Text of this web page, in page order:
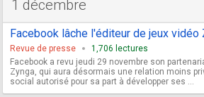
1 décembre
Facebook lâche l'éditeur de jeux vidéo
Revue de presse
1,706 lectures
Facebook a revu jeudi 29 novembre son
Zynga, qui aura désormais une relation moins
social autorisé pour sa part à développer ses ...